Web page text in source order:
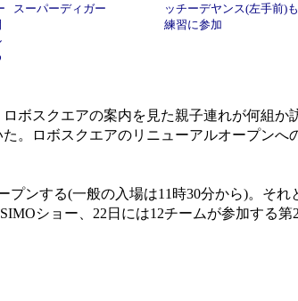
スーパーディガー
ッチーデヤンス(左手前)も
練習に参加
ボスクエアの案内を見た親子連れが何組か
。ロボスクエアのリニューアルオープンへ
ンする(一般の入場は11時30分から)。それ
ショー、22日には12チームが参加する第